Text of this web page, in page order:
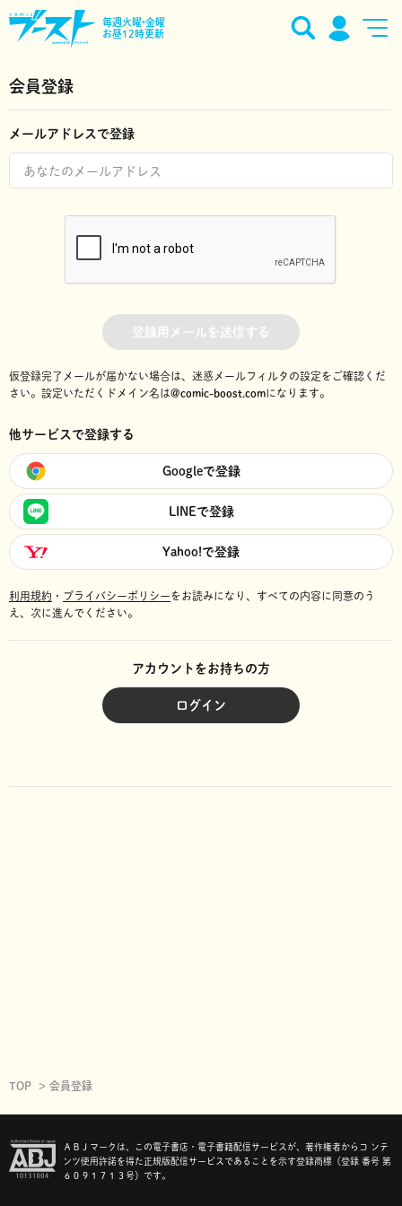
毎週火曜•金曜
お昼12時更新
会員登録
メールアドレスで登録
登録用メールを送信する
仮登録完了メールが届かない場合は、迷惑メールフィルタの設定をご確認くだ
さい。 設定いただくドメイン名は@comic-boost.comになります。
他サービスで登録する
Googleで登録
LINEで登録
Yahoo!で登録
利用規約 ・ プライバシーポリシーをお読みになり、 すべての内容に同意のう
え、次に進んでください。
アカウントをお持ちの方
ログイン
TOP 会員登録
ＡＢＪマークは、この電子書店・電子書籍配信サービスが、著作権者からコ ンテ
ンツ使用許諾を得た正規版配信サービスであることを示す登録商標（登録 番号 第
６０９１７１３号）です。